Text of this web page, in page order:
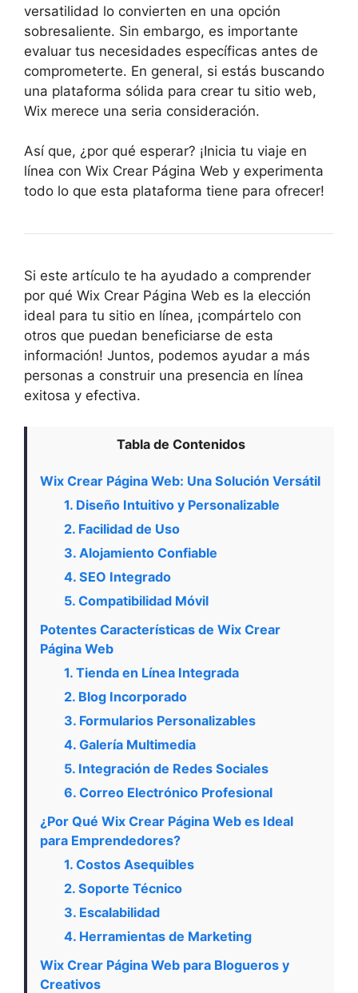
versatilidad lo convierten en una opción
sobresaliente. Sin embargo, es importante
evaluar tus necesidades específicas antes de
comprometerte. En general, si estás buscando
una plataforma sólida para crear tu sitio web,
Wix merece una seria consideración.
Así que, ¿por qué esperar? ¡Inicia tu viaje en
línea con Wix Crear Página Web y experimenta
todo lo que esta plataforma tiene para ofrecer!
Si este artículo te ha ayudado a comprender
por qué Wix Crear Página Web es la elección
ideal para tu sitio en línea, ¡compártelo con
otros que puedan beneficiarse de esta
información! Juntos, podemos ayudar a más
personas a construir una presencia en línea
exitosa y efectiva.
Tabla de Contenidos
Wix Crear Página Web: Una Solución Versátil
1. Diseño Intuitivo y Personalizable
2. Facilidad de Uso
3. Alojamiento Confiable
4. SEO Integrado
5. Compatibilidad Móvil
Potentes Características de Wix Crear
Página Web
1. Tienda en Línea Integrada
2. Blog Incorporado
3. Formularios Personalizables
4. Galería Multimedia
5. Integración de Redes Sociales
6. Correo Electrónico Profesional
¿Por Qué Wix Crear Página Web es Ideal
para Emprendedores?
1. Costos Asequibles
2. Soporte Técnico
3. Escalabilidad
4. Herramientas de Marketing
Wix Crear Página Web para Blogueros y
Creativos